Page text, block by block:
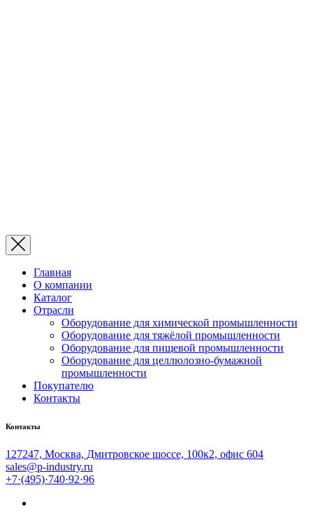
Главная
О компании
Каталог
Отрасли
Оборудование для химической промышленности
Оборудование для тяжёлой промышленности
Оборудование для пищевой промышленности
Оборудование для целлюлозно-бумажной
промышленности
Покупателю
Контакты
Контакты
127247, Москва, Дмитровское шоссе, 100к2, офис 604
sales@p-industry.ru
+7·(495)·740·92·96